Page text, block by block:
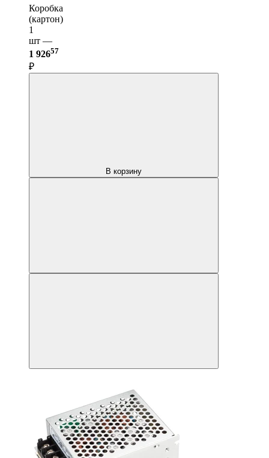
Коробка
(картон)
1
шт —
1 92657
₽
В корзину